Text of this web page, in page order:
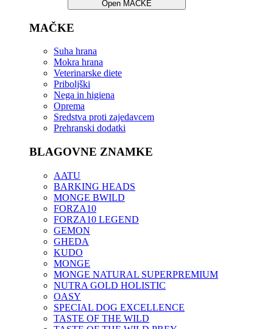
Open MAČKE
MAČKE
Suha hrana
Mokra hrana
Veterinarske diete
Priboljški
Nega in higiena
Oprema
Sredstva proti zajedavcem
Prehranski dodatki
BLAGOVNE ZNAMKE
AATU
BARKING HEADS
MONGE BWILD
FORZA10
FORZA10 LEGEND
GEMON
GHEDA
KUDO
MONGE
MONGE NATURAL SUPERPREMIUM
NUTRA GOLD HOLISTIC
OASY
SPECIAL DOG EXCELLENCE
TASTE OF THE WILD